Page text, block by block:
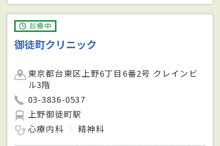
診療中
御徒町クリニック
東京都台東区上野6丁目6番2号 クレインビ
ル3階
03-3836-0537
上野御徒町駅
心療内科
精神科